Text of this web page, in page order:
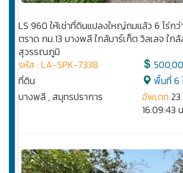
LS 960 ให้เช่าที่ดินแปลงใหญ่ถมแล้ว 6 ไร่ก
ตราด กม.13 บางพลี ใกล้มาร์เก็ต วิลเลจ ใก
สุวรรณภูมิ
รหัส : LA-SPK-7338
ที่ดิน
บางพลี , สมุทรปราการ
พื้นที่ 6
อัพเดท
16:09:43